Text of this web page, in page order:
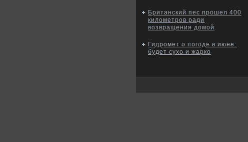
Британский пес прошел 400
километров ради
возвращения домой
Гидромет о погоде в июне:
будет сухо и жарко